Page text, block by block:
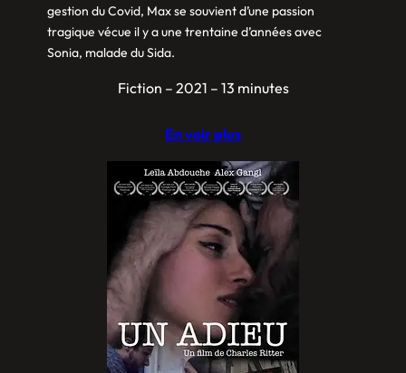
gestion du Covid, Max se souvient d’une passion
tragique vécue il y a une trentaine d’années avec
Sonia, malade du Sida.
Fiction – 2021 – 13 minutes
En voir plus